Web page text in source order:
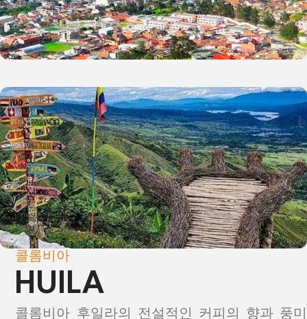
콜롬비아
HUILA
콜롬비아 후일라의 전설적인 커피의 향과 풍미